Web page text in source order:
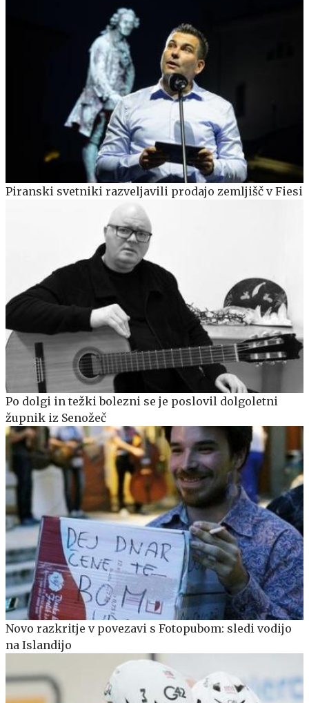
Piranski svetniki razveljavili prodajo zemljišč v Fiesi
Po dolgi in težki bolezni se je poslovil dolgoletni
župnik iz Senožeč
Novo razkritje v povezavi s Fotopubom: sledi vodijo
na Islandijo